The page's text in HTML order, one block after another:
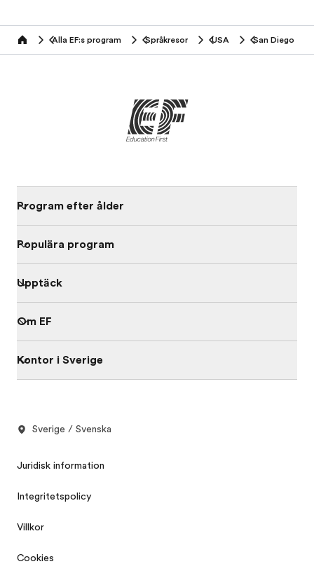
home Alla EF:s program Språkresor USA San Diego
Program efter ålder
Populära program
Upptäck
Om EF
Kontor i Sverige
Sverige / Svenska
Juridisk information
Integritetspolicy
Villkor
Cookies